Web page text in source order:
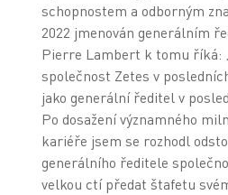
schopnostem a odborným
2022 jmenován generálním
Pierre Lambert k tomu říká:
společnost Zetes v
jako generální ředitel v
Po dosažení významného
kariéře jsem se rozhodl
generálního ředitele
velkou ctí předat štafetu